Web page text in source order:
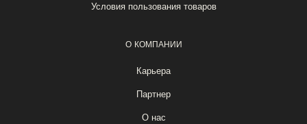
Условия пользования товаров
О КОМПАНИИ
Карьера
Партнер
О нас